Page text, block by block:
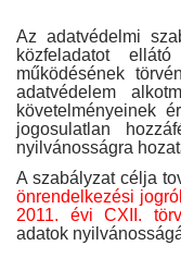
Az adatvédelmi
közfeladatot
működésének
adatvédelem
követelményeinek
jogosulatlan
nyilvánosságra
A szabályzat célja
önrendelkezési
2011. évi CXII.
adatok